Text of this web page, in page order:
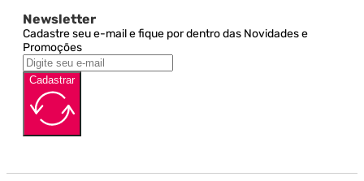
Newsletter
Cadastre seu e-mail e fique por dentro das Novidades e
Promoções
Cadastrar